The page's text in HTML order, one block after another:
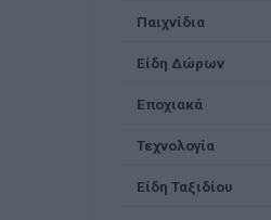
Παιχνίδια
Είδη Δώρων
Εποχιακά
Τεχνολογία
Είδη Ταξιδίου